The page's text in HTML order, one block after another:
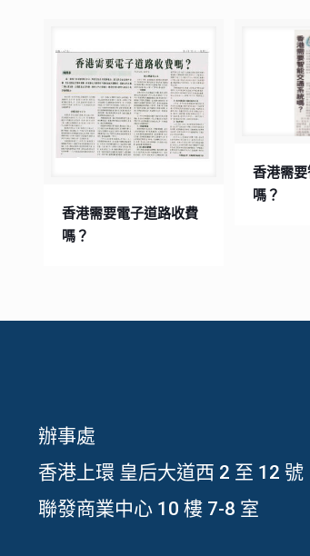
香港需要電子道路收費
嗎？
香港需
嗎？
辦事處
香港上環 皇后大道西 2 至 12 號
聯發商業中心 10 樓 7-8 室